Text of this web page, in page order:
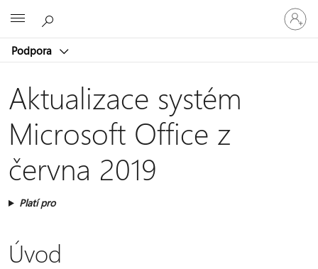
Podpora
Přihlaste
se
ke
účtu
Aktualizace systém
Microsoft Office z
června 2019
Platí pro
Úvod